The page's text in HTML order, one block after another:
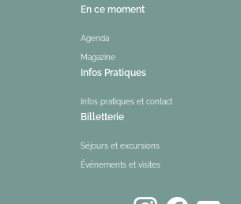
En ce moment
Agenda
Magazine
Infos Pratiques
Infos pratiques et contact
Billetterie
Séjours et excursions
Événements et visites